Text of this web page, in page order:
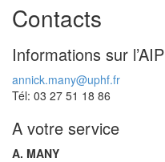
Contacts
Informations sur l’AIP
annick.many@uphf.fr
Tél: 03 27 51 18 86
A votre service
A. MANY